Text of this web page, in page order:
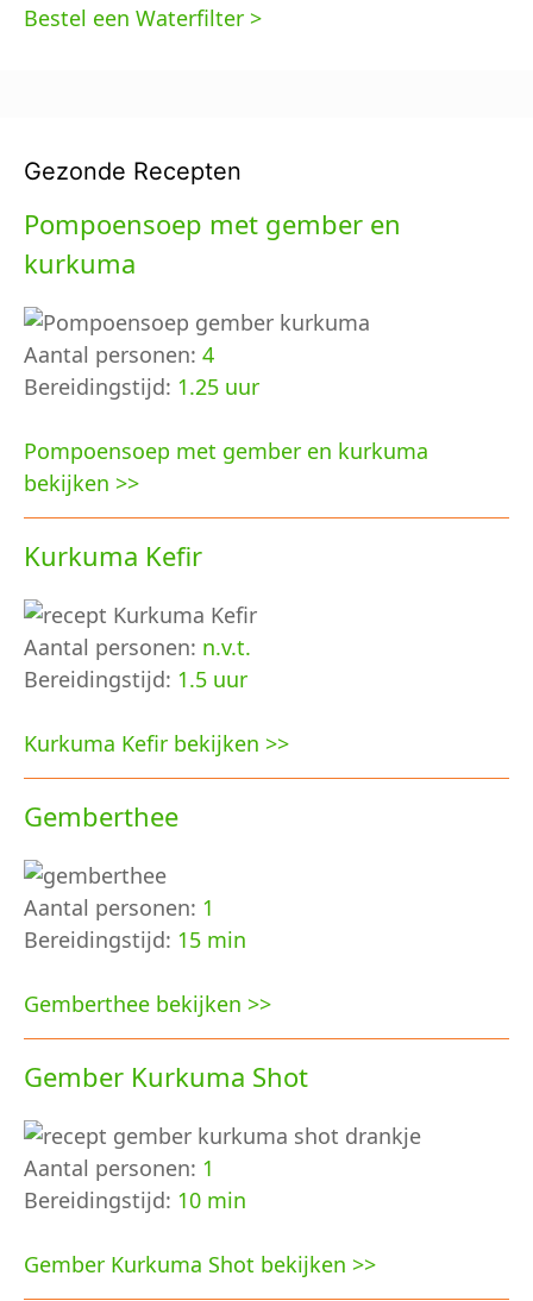
Bestel een Waterfilter >
Gezonde Recepten
Pompoensoep met gember en
kurkuma
Aantal personen: 4
Bereidingstijd: 1.25 uur
Pompoensoep met gember en kurkuma
bekijken >>
Kurkuma Kefir
Aantal personen: n.v.t.
Bereidingstijd: 1.5 uur
Kurkuma Kefir bekijken >>
Gemberthee
Aantal personen: 1
Bereidingstijd: 15 min
Gemberthee bekijken >>
Gember Kurkuma Shot
Aantal personen: 1
Bereidingstijd: 10 min
Gember Kurkuma Shot bekijken >>